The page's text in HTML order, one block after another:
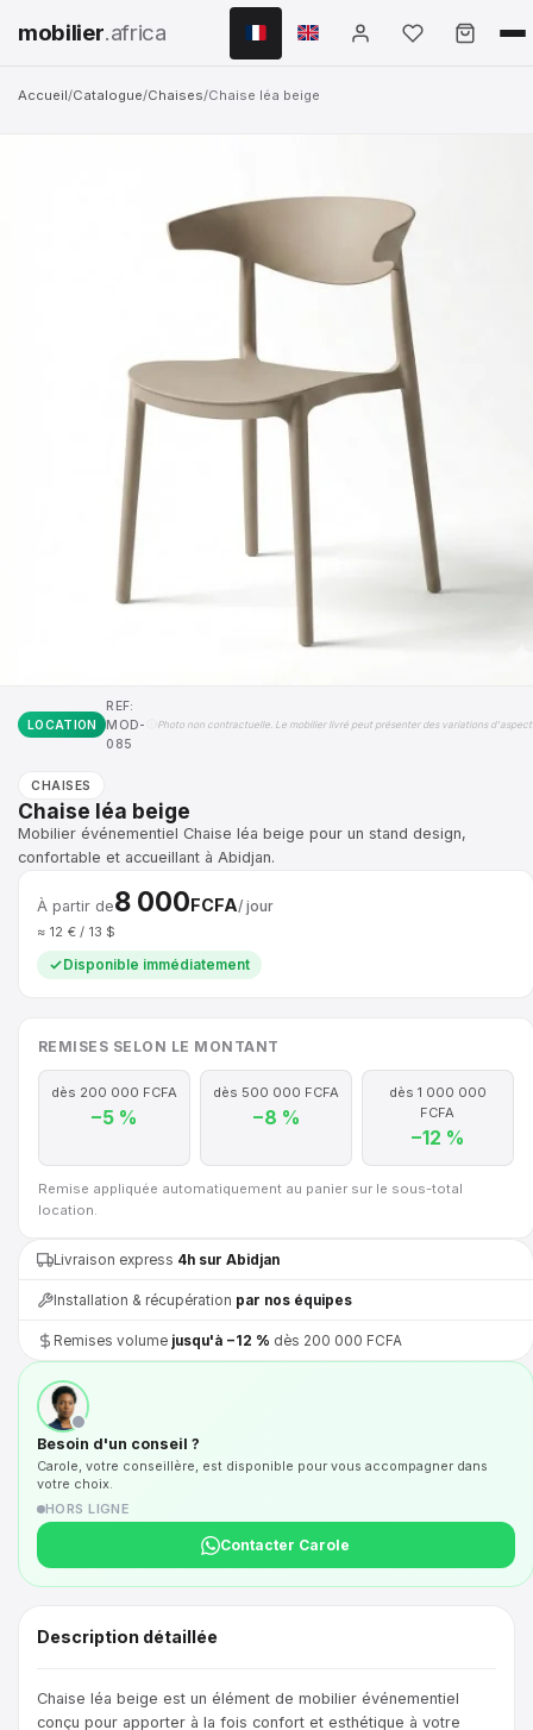
mobilier.africa
Accueil/Catalogue/Chaises/Chaise léa beige
LOCATION
REF:
MOD-
085
Photo non contractuelle. Le mobilier livré peut présenter des variations d'aspect.
CHAISES
Chaise léa beige
Mobilier événementiel Chaise léa beige pour un stand design,
confortable et accueillant à Abidjan.
À partir de8 000FCFA/ jour
≈ 12 € / 13 $
Disponible immédiatement
REMISES SELON LE MONTANT
dès 200 000 FCFA
−5 %
dès 500 000 FCFA
−8 %
dès 1 000 000
FCFA
−12 %
Remise appliquée automatiquement au panier sur le sous-total
location.
Livraison express 4h sur Abidjan
Installation & récupération par nos équipes
Remises volume jusqu'à −12 % dès 200 000 FCFA
Besoin d'un conseil ?
Carole, votre conseillère, est disponible pour vous accompagner dans
votre choix.
HORS LIGNE
Contacter Carole
Description détaillée
Chaise léa beige est un élément de mobilier événementiel
conçu pour apporter à la fois confort et esthétique à votre